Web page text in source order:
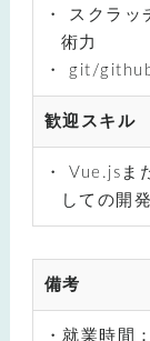
スクラッ
術力
git/
歓迎スキル
Vue.jsま
しての開
備考
・就業時間